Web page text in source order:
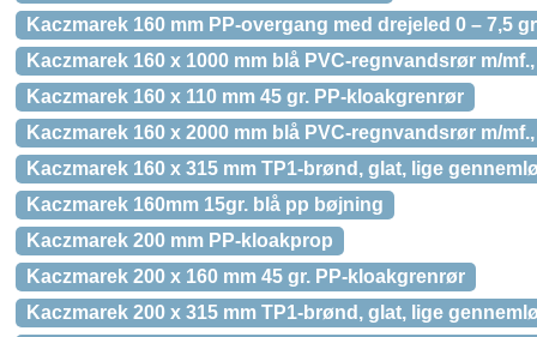
Kaczmarek 160 mm PP-overgang med drejeled 0 – 7,5
Kaczmarek 160 x 1000 mm blå PVC-regnvandsrør m/
Kaczmarek 160 x 110 mm 45 gr. PP-kloakgrenrør
Kaczmarek 160 x 2000 mm blå PVC-regnvandsrør m/
Kaczmarek 160 x 315 mm TP1-brønd, glat, lige
Kaczmarek 160mm 15gr. blå pp bøjning
Kaczmarek 200 mm PP-kloakprop
Kaczmarek 200 x 160 mm 45 gr. PP-kloakgrenrør
Kaczmarek 200 x 315 mm TP1-brønd, glat, lige